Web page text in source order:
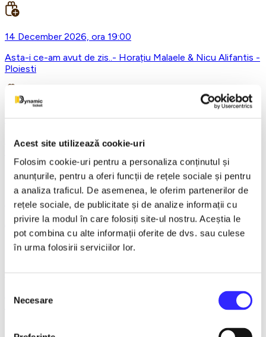
Acest site utilizează cookie-uri
Folosim cookie-uri pentru a personaliza conținutul și
anunțurile, pentru a oferi funcții de rețele sociale și pentru
a analiza traficul. De asemenea, le oferim partenerilor de
rețele sociale, de publicitate și de analize informații cu
privire la modul în care folosiți site-ul nostru. Aceștia le
pot combina cu alte informații oferite de dvs. sau culese
în urma folosirii serviciilor lor.
consimțământului
Necesare
14 December 2026, ora 19:00
Asta-i ce-am avut de zis..- Horațiu Malaele & Nicu Alifantis -
Ploiesti
REGAL VIENEZ – CONCERT EXTRAORDINAR DE
18 January 2027, ora 19:00
AVENTURI PE CONTRASENS - Constanta
LACUL LEBEDELOR - UKRAINIAN CLASSICAL BALLET -
Bucuresti